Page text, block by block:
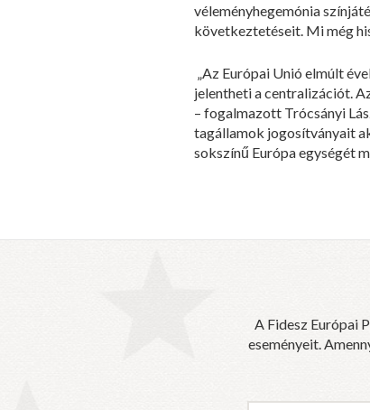
véleményhegemónia
következtetéseit. Mi még
„Az Európai Unió elmúlt
jelentheti a centralizációt.
– fogalmazott Trócsányi
tagállamok jogosítványait
sokszínű Európa egységét
A Fidesz Európai
eseményeit.